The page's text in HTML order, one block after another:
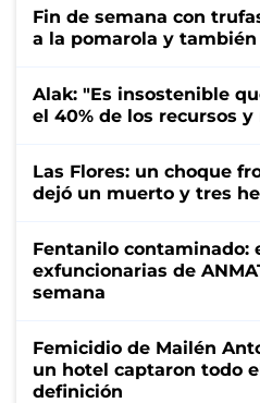
Fin de semana con
a la pomarola y también
Alak: "Es insostenible
el 40% de los recursos y
Las Flores: un choque
dejó un muerto y tres
Fentanilo contaminado:
exfuncionarias de
semana
Femicidio de Mailén
un hotel captaron todo
definición